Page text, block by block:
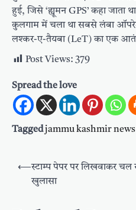
हुई, जिसे ‘ह्यूमन GPS’ कहा जाता
कुलगाम में चला था सबसे लंबा
लश्कर-ए-तैयबा (LeT) का एक
Post Views: 379
Spread the love
Taggedjammu kashmir news
Post
navigation
⟵स्टाम्प पेपर पर लिखवाकर
खुलासा